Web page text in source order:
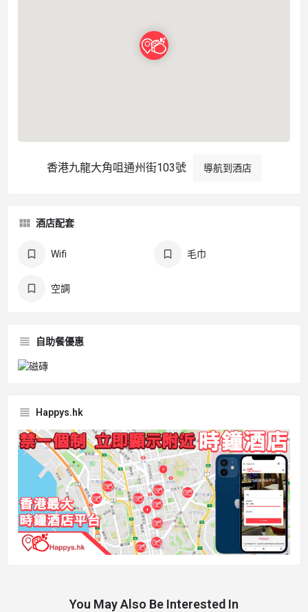
香港九龍大角咀通州街103號 導航到酒店
酒店配套
Wifi 毛巾
空調
自助餐優惠
Happys.hk
You May Also Be Interested In